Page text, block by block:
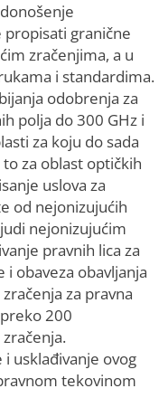
propisati granične
zračenjima, a u
i standardima.
odobrenja za
polja do 300 GHz i
za koju do sada
za oblast optičkih
uslova za
od nejonizujućih
nejonizujućim
pravnih lica za
i obaveza obavljanja
za pravna
200
i usklađivanje ovog
tekovinom